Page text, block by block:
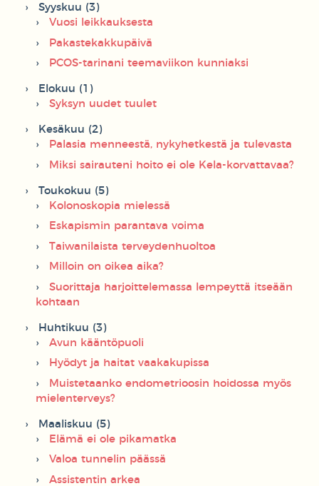
Syyskuu (3)
Vuosi leikkauksesta
Pakastekakkupäivä
PCOS-tarinani teemaviikon kunniaksi
Elokuu (1)
Syksyn uudet tuulet
Kesäkuu (2)
Palasia menneestä, nykyhetkestä ja tulevasta
Miksi sairauteni hoito ei ole Kela-korvattavaa?
Toukokuu (5)
Kolonoskopia mielessä
Eskapismin parantava voima
Taiwanilaista terveydenhuoltoa
Milloin on oikea aika?
Suorittaja harjoittelemassa lempeyttä itseään
kohtaan
Huhtikuu (3)
Avun kääntöpuoli
Hyödyt ja haitat vaakakupissa
Muistetaanko endometrioosin hoidossa myös
mielenterveys?
Maaliskuu (5)
Elämä ei ole pikamatka
Valoa tunnelin päässä
Assistentin arkea